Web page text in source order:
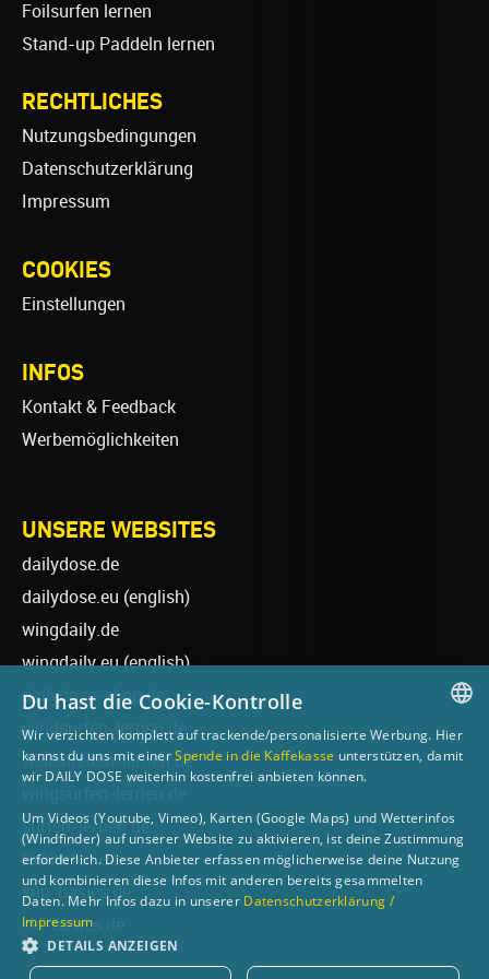
Foilsurfen lernen
Stand-up Paddeln lernen
RECHTLICHES
Nutzungsbedingungen
Datenschutzerklärung
Impressum
COOKIES
Einstellungen
INFOS
Kontakt & Feedback
Werbemöglichkeiten
UNSERE WEBSITES
dailydose.de
dailydose.eu (english)
wingdaily.de
wingdaily.eu(english)
dailydose-shop.de
windsurfen-lernen.de
wellenreiten-lernen.de
surfen-lernen.de
foilsurfen.de
sup-basics.de
ski-basics.de
GERMAN
Du hast die Cookie-Kontrolle
Wir verzichten komplett auf trackende/personalisierte Werbung. Hier
kannst du uns mit einerSpende in die Kaffekasse unterstützen, damit
wir DAILY DOSE weiterhin kostenfrei anbieten können.
Um Videos (Youtube, Vimeo), Karten (Google Maps) und Wetterinfos
(Windfinder) auf unserer Website zu aktivieren, ist deine Zustimmung
erforderlich. Diese Anbieter erfassen möglicherweise deine Nutzung
und kombinieren diese Infos mit anderen bereits gesammelten
Daten. Mehr Infos dazu in unserer Datenschutzerklärung /
Impressum
DETAILS ANZEIGEN